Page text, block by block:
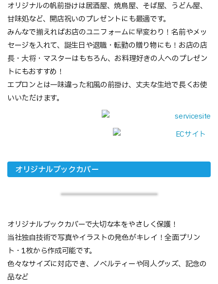
オリジナルの帆前掛けは居酒屋、焼鳥屋、そば屋、うどん屋、
甘味処など、開店祝いのプレゼントにも最適です。
みんなで揃えればお店のユニフォームに早変わり！名前やメッ
セージを入れて、誕生日や退職・転勤の贈り物にも！お店の店
長・大将・マスターはもちろん、お料理好きの人へのプレゼン
トにもおすすめ！
エプロンとは一味違った和風の前掛け、丈夫な生地で長くお使
いいただけます。
オリジナルブックカバー
オリジナルブックカバーで大切な本をやさしく保護！
当社独自技術で写真やイラストの発色がキレイ！全面プリン
ト・1枚から作成可能です。
色々なサイズに対応でき、ノベルティーや同人グッズ、記念の
品など